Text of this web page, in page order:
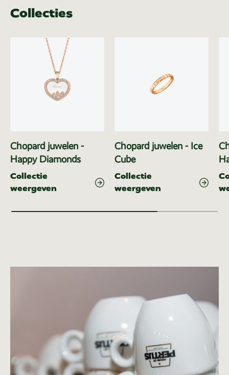
Collecties
Chopard juwelen -
Happy Diamonds
Collectie
weergeven
Chopard juwelen - Ice
Cube
Collectie
weergeven